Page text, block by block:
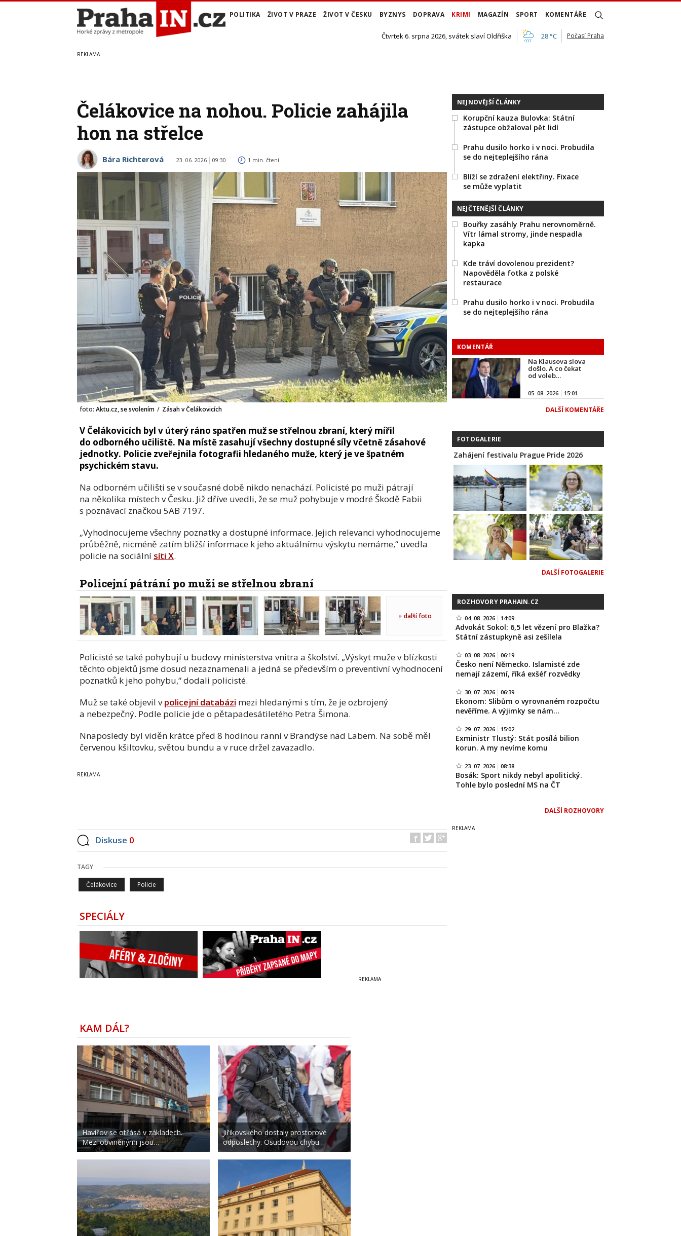
POLITIKA ŽIVOT V PRAZE ŽIVOT V ČESKU BYZNYS DOPRAVA KRIMI MAGAZÍN SPORT KOMENTÁŘE
Čtvrtek 6. srpna 2026, svátek slaví Oldřiška 28 °C Počasí Praha
Čelákovice na nohou. Policie zahájila
hon na střelce
Bára Richterová 23. 06. 2026 09:30 1 min. čtení
foto: Aktu.cz, se svolením / Zásah v Čelákovicích
V Čelákovicích byl v úterý ráno spatřen muž se střelnou zbraní, který mířil
do odborného učiliště. Na místě zasahují všechny dostupné síly včetně zásahové
jednotky. Policie zveřejnila fotografii hledaného muže, který je ve špatném
psychickém stavu.
Na odborném učilišti se v současné době nikdo nenachází. Policisté po muži pátrají
na několika místech v Česku. Již dříve uvedli, že se muž pohybuje v modré Škodě Fabii
s poznávací značkou 5AB 7197.
„Vyhodnocujeme všechny poznatky a dostupné informace. Jejich relevanci vyhodnocujeme
průběžně, nicméně zatím bližší informace k jeho aktuálnímu výskytu nemáme,“ uvedla
policie na sociální síti X.
Policejní pátrání po muži se střelnou zbraní
+ další foto
Policisté se také pohybují u budovy ministerstva vnitra a školství. „Výskyt muže v blízkosti
těchto objektů jsme dosud nezaznamenali a jedná se především o preventivní vyhodnocení
poznatků k jeho pohybu,“ dodali policisté.
Muž se také objevil vpolicejní databázi mezi hledanými s tím, že je ozbrojený
a nebezpečný. Podle policie jde o pětapadesátiletého Petra Šimona.
Nnaposledy byl viděn krátce před 8 hodinou ranní v Brandýse nad Labem. Na sobě měl
červenou kšiltovku, světou bundu a v ruce držel zavazadlo.
Diskuse 0
TAGY
Čelákovice Policie
SPECIÁLY
NEJNOVĚJŠÍ ČLÁNKY
Korupční kauza Bulovka: Státní
zástupce obžaloval pět lidí
Prahu dusilo horko i v noci. Probudila
se do nejteplejšího rána
Blíží se zdražení elektřiny. Fixace
se může vyplatit
NEJČTENĚJŠÍ ČLÁNKY
Bouřky zasáhly Prahu nerovnoměrně.
Vítr lámal stromy, jinde nespadla
kapka
Kde tráví dovolenou prezident?
Napověděla fotka z polské
restaurace
Prahu dusilo horko i v noci. Probudila
se do nejteplejšího rána
KOMENTÁŘ
Na Klausova slova
došlo. A co čekat
od voleb…
05. 08. 2026 15:01
DALŠÍ KOMENTÁŘE
FOTOGALERIE
Zahájení festivalu Prague Pride 2026
DALŠÍ FOTOGALERIE
ROZHOVORY PRAHAIN.CZ
04. 08. 2026 14:09
Advokát Sokol: 6,5 let vězení pro Blažka?
Státní zástupkyně asi zešílela
03. 08. 2026 06:19
Česko není Německo. Islamisté zde
nemají zázemí, říká exšéf rozvědky
30. 07. 2026 06:39
Ekonom: Slibům o vyrovnaném rozpočtu
nevěříme. A výjimky se nám…
29. 07. 2026 15:02
Exministr Tlustý: Stát posílá bilion
korun. A my nevíme komu
23. 07. 2026 08:38
Bosák: Sport nikdy nebyl apolitický.
Tohle bylo poslední MS na ČT
DALŠÍ ROZHOVORY
KAM DÁL?
Havířov se otřásá v základech.
Mezi obviněnými jsou…
Jiřikovského dostaly prostorové
odposlechy. Osudovou chybu…